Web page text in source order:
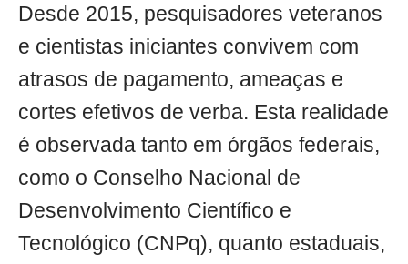
Desde 2015, pesquisadores veteranos
e cientistas iniciantes convivem com
atrasos de pagamento, ameaças e
cortes efetivos de verba. Esta realidade
é observada tanto em órgãos federais,
como o Conselho Nacional de
Desenvolvimento Científico e
Tecnológico (CNPq), quanto estaduais,